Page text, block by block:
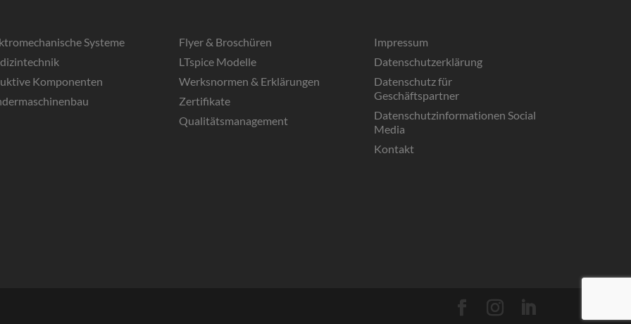
Systeme
Komponenten
Flyer & Broschüren
LTspice Modelle
Werksnormen & Erklärungen
Zertifikate
Qualitätsmanagement
Impressum
Datenschutzerklärung
Datenschutz für
Geschäftspartner
Datenschutzinformationen Social
Media
Kontakt